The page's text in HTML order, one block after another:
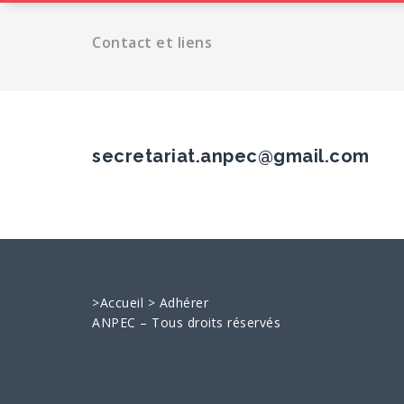
Contact et liens
secretariat.anpec@gmail.com
>Accueil > Adhérer
ANPEC – Tous droits réservés